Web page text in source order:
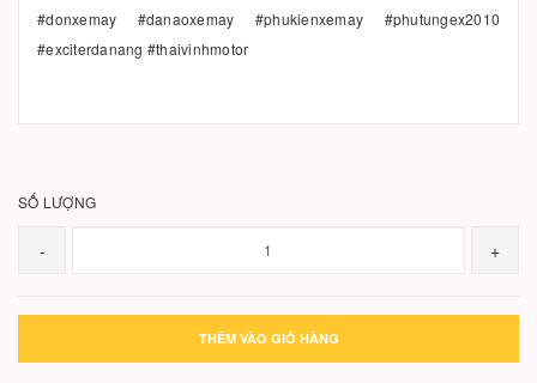
#donxemay #danaoxemay #phukienxemay #phutungex2010
#exciterdanang #thaivinhmotor
SỐ LƯỢNG
- +
THÊM VÀO GIỎ HÀNG